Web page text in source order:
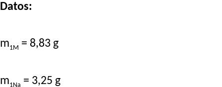
Datos:
m1M = 8,83 g
m1Na = 3,25 g